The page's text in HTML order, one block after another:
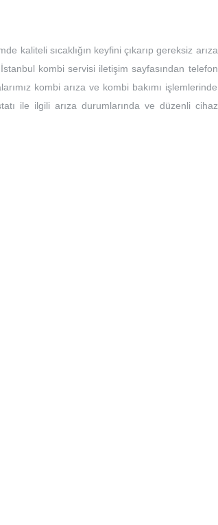
kaliteli sıcaklığın keyfini çıkarıp gereksiz arıza
kombi servisi iletişim sayfasından telefon
kombi arıza ve kombi bakımı işlemlerinde
ile ilgili arıza durumlarında ve düzenli cihaz